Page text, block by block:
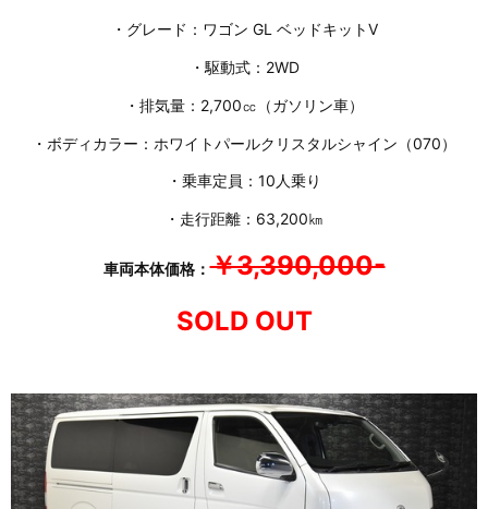
・グレード：ワゴン GL ベッドキットⅤ
・駆動式：2WD
・排気量：2,700㏄（ガソリン車）
・ボディカラー：ホワイトパールクリスタルシャイン（070）
・乗車定員：10人乗り
・走行距離：63,200㎞
車両本体価格：￥3,390,000-
SOLD OUT